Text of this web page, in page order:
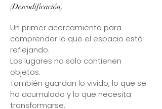
(Descodificación)
Un primer acercamiento para
comprender lo que el espacio está
reflejando.
Los lugares no solo contienen
objetos.
También guardan lo vivido, lo que se
ha acumulado y lo que necesita
transformarse.